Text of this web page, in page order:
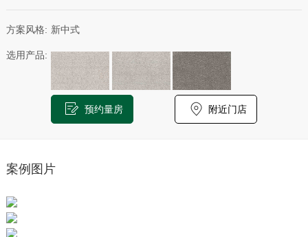
方案风格: 新中式
选用产品:
预约量房 附近门店
案例图片